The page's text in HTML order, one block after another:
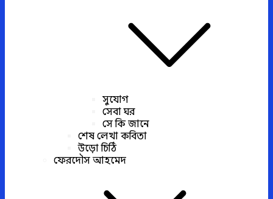
সুযোগ
সেবা ঘর
সে কি জানে
শেষ লেখা কবিতা
উড়ো চিঠি
ফেরদৌস আহমেদ